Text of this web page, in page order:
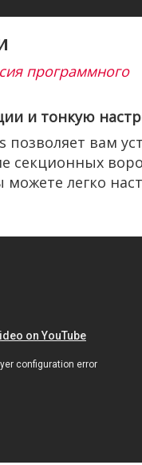
программного
и тонкую
вам
секционных
можете легко